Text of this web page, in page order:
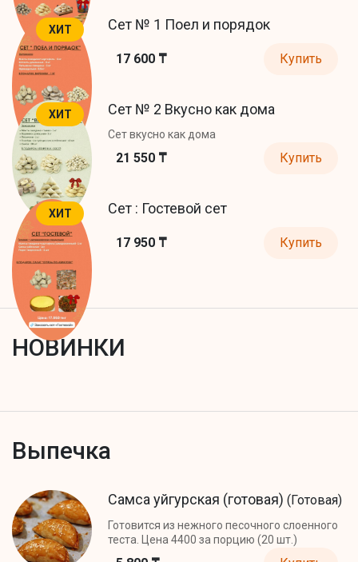
ХИТ Сет № 1 Поел и порядок
17 600 ₸ Купить
ХИТ Сет № 2 Вкусно как дома
Сет вкусно как дома
21 550 ₸ Купить
ХИТ Сет : Гостевой сет
17 950 ₸ Купить
НОВИНКИ
Выпечка
Самса уйгурская (готовая) (Готовая)
Готовится из нежного песочного слоенного
теста. Цена 4400 за порцию (20 шт.)